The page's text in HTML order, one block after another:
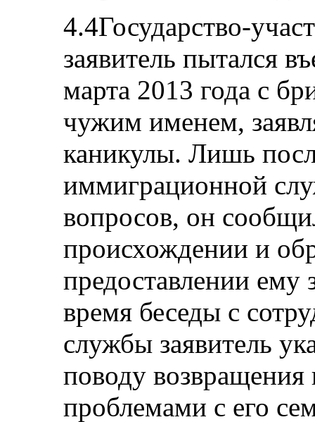
4.4Государство-
заявитель пытался
марта 2013 года с
чужим именем,
каникулы. Лишь
иммиграционной
вопросов, он
происхождении и
предоставлении
время беседы с
службы заявитель
поводу возвращения
проблемами с его